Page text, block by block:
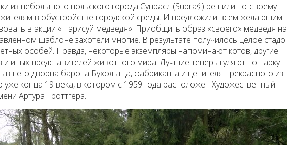
из небольшого польского города Супрасл (Supraśl) решили по-своему
в обустройстве городской среды. И предложили всем желающим
в акции «Нарисуй медведя». Приобщить образ «своего» медведя на
шаблоне захотели многие. В результате получилось целое стадо
особей. Правда, некоторые экземпляры напоминают котов, другие
и иных представителей животного мира. Лучшие теперь гуляют по парку
дворца барона Бухольтца, фабриканта и ценителя прекрасного из
уже конца 19 века, в котором с 1959 года расположен Художественный
Артура Гроттгера.